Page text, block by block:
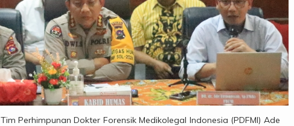
Perhimpunan Dokter Forensik Medikolegal Indonesia (PDFMI) Ade